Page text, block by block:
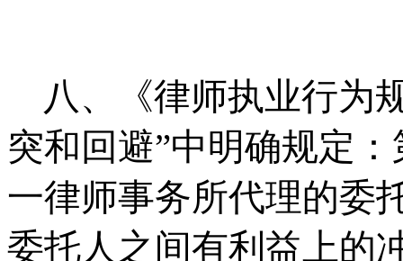
八、《律师执业行为
突和回避”中明确规定
一律师事务所代理的委
委托人之间有利益上的